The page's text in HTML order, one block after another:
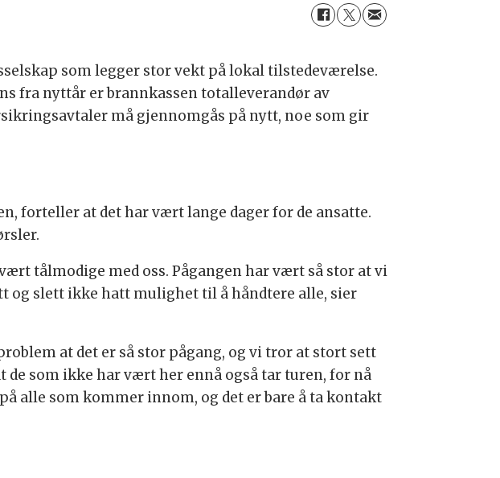
som legger stor vekt på lokal tilstedeværelse.
fra nyttår er brannkassen totalleverandør av
må gjennomgås på nytt, noe som gir
forteller at det har vært lange dager for de ansatte.
tålmodige med oss. Pågangen har vært så stor at vi
og slett ikke hatt mulighet til å håndtere alle, sier
at det er så stor pågang, og vi tror at stort sett
som ikke har vært her ennå også tar turen, for nå
alle som kommer innom, og det er bare å ta kontakt